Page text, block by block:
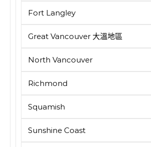
Fort Langley
Great Vancouver 大溫地區
North Vancouver
Richmond
Squamish
Sunshine Coast